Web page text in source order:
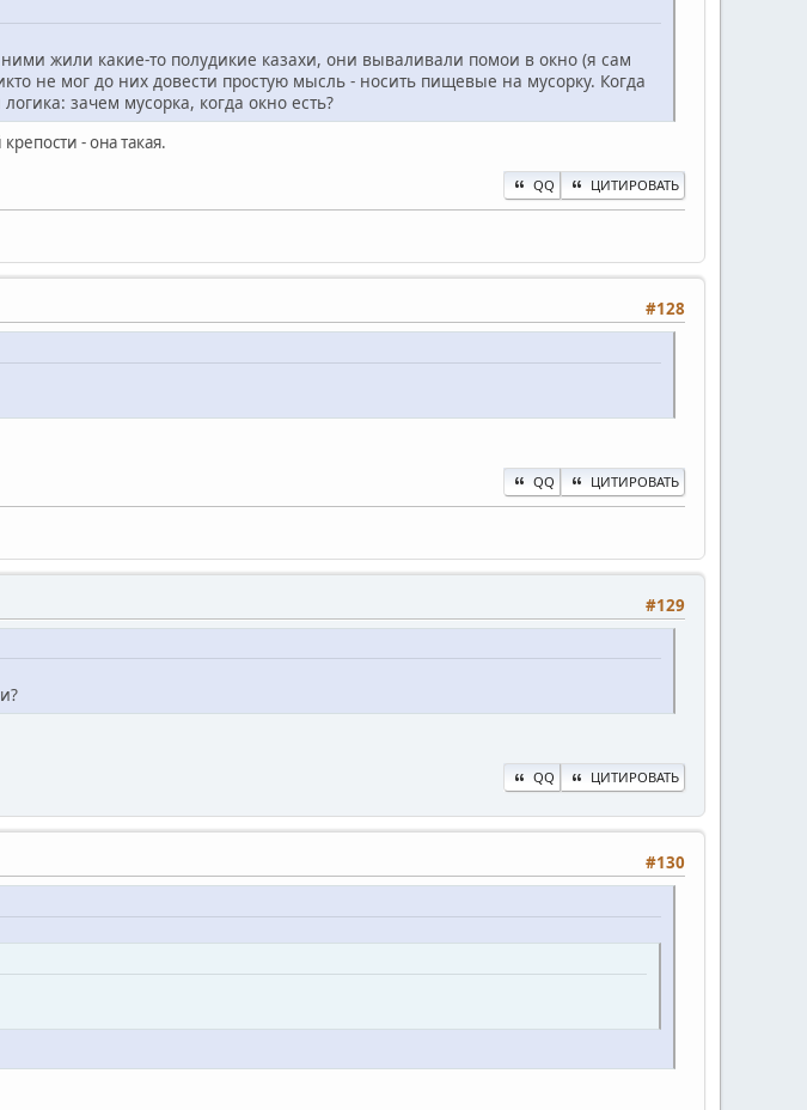
ними жили какие-то полудикие казахи, они вываливали помои в окно (я сам
не мог до них довести простую мысль - носить пищевые на мусорку. Когда
зачем мусорка, когда окно есть?
- она такая.
QQ ЦИТИРОВАТЬ
#128
QQ ЦИТИРОВАТЬ
#129
QQ ЦИТИРОВАТЬ
#130